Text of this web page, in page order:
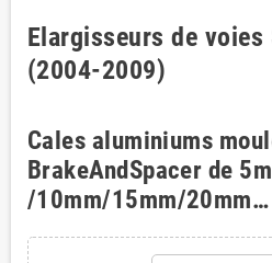
Elargisseurs de voies
(2004-2009)
Cales aluminiums
BrakeAndSpacer de
/10mm/15mm/20mm…